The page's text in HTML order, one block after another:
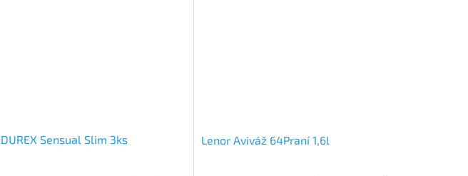
DUREX Sensual Slim 3ks Lenor Aviváž 64Praní 1,6l